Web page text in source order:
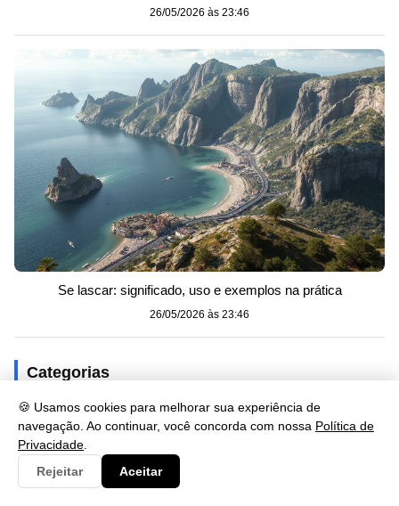
🍪 Usamos cookies para melhorar sua experiência de
navegação. Ao continuar, você concorda com nossa Política de
Privacidade
Rejeitar
Aceitar
26/05/2026 às 23:46
Se lascar: significado, uso e exemplos na prática
26/05/2026 às 23:46
Categorias
Artes
Biologia
Clima